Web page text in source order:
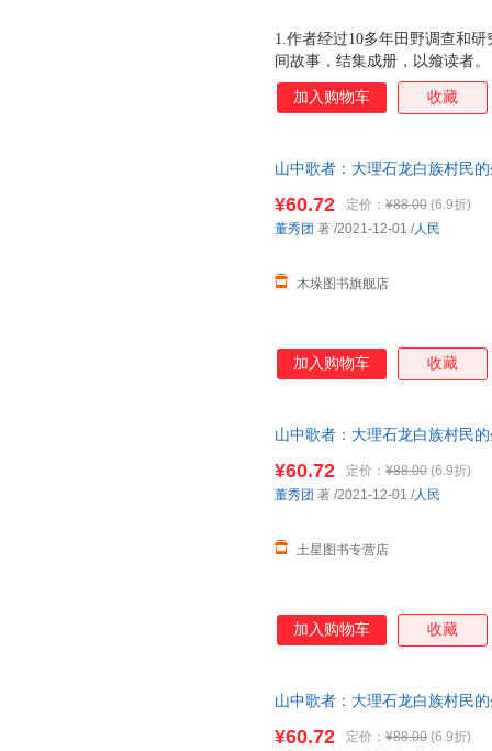
1.作者经过10多年田野调查和
间故事，结集成册，以飨读者
事后附上专业的 故事述评 ，既
加入购物车
收藏
山中歌者：大理石龙白族村民
¥60.72 定价： ¥88.00 (6.9折)
木垛图书旗舰店
董秀团 著 /2021-12-01 /人民
加入购物车 收藏
山中歌者：大理石龙白族村民
¥60.72 定价： ¥88.00 (6.9折)
土星图书专营店
董秀团 著 /2021-12-01 /人民
加入购物车 收藏
山中歌者：大理石龙白族村民
¥60.72 定价： ¥88.00 (6.9折)